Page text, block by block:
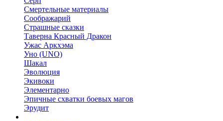
Смертельные материалы
Соображарий
Страшные сказки
Таверна Красный Дракон
Ужас Аркхэма
Уно (UNO)
Шакал
Эволюция
Экивоки
Элементарно
Эпичные схватки боевых магов
Эрудит